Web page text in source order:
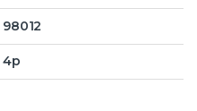
98012
4p